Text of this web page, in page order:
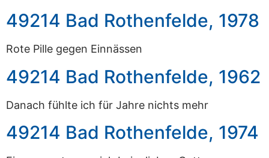
49214 Bad Rothenfelde, 1978
Rote Pille gegen Einnässen
49214 Bad Rothenfelde, 1962
Danach fühlte ich für Jahre nichts mehr
49214 Bad Rothenfelde, 1974